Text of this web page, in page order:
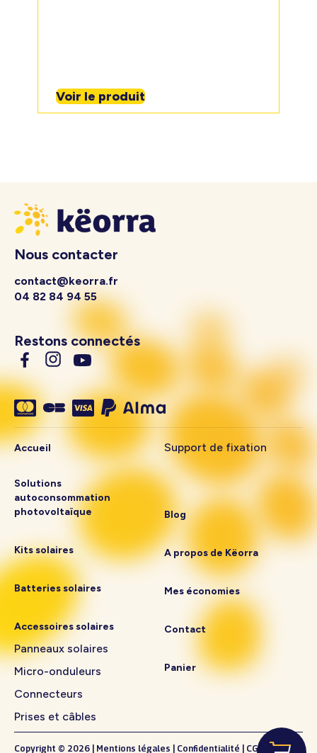
Voir le produit
Nous contacter
contact@keorra.fr
04 82 84 94 55
Restons connectés
Accueil
Solutions
autoconsommation
photovoltaïque
Kits solaires
Batteries solaires
Accessoires solaires
Panneaux solaires
Micro-onduleurs
Connecteurs
Prises et câbles
Support de fixation
Blog
A propos de Këorra
Mes économies
Contact
Panier
Copyright © 2026 Mentions légales Confidentialité CGV